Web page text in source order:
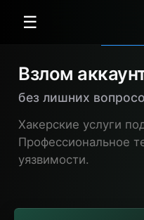
☰
Взлом
без лишних
Хакерские услуги
Профессиональное
уязвимости.